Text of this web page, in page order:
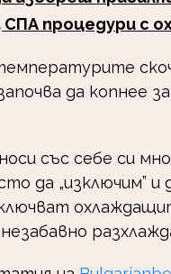
СПА процедури с
да копнее
със себе си
да „изключим”